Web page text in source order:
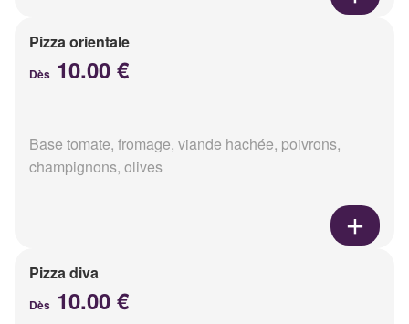
Pizza orientale
Dès 10.00 €
Base tomate, fromage, viande hachée, poivrons,
champignons, olives
Pizza diva
Dès 10.00 €